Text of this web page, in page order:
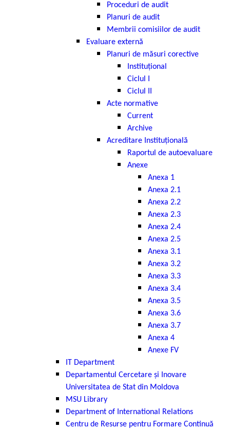
Proceduri de audit
Planuri de audit
Membrii comisiilor de audit
Evaluare externă
Planuri de măsuri corective
Instituțional
Ciclul I
Ciclul II
Acte normative
Current
Archive
Acreditare Instituțională
Raportul de autoevaluare
Anexe
Anexa 1
Anexa 2.1
Anexa 2.2
Anexa 2.3
Anexa 2.4
Anexa 2.5
Anexa 3.1
Anexa 3.2
Anexa 3.3
Anexa 3.4
Anexa 3.5
Anexa 3.6
Anexa 3.7
Anexa 4
Anexe FV
IT Department
Departamentul Cercetare și Inovare
Universitatea de Stat din Moldova
MSU Library
Department of International Relations
Centru de Resurse pentru Formare Continuă